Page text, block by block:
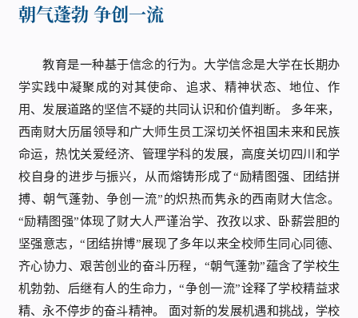
朝气蓬勃 争创一流
教育是一种基于信念的行为。大学信念是大学在长期办
学实践中凝聚成的对其使命、追求、精神状态、地位、作
用、发展道路的坚信不疑的共同认识和价值判断。 多年来，
西南财大历届领导和广大师生员工深切关怀祖国未来和民族
命运，热忱关爱经济、管理学科的发展，高度关切四川和学
校自身的进步与振兴，从而熔铸形成了“励精图强、团结拼
搏、朝气蓬勃、争创一流”的炽热而隽永的西南财大信念。
“励精图强”体现了财大人严谨治学、孜孜以求、卧薪尝胆的
坚强意志，“团结拚博”展现了多年以来全校师生同心同德、
齐心协力、艰苦创业的奋斗历程，“朝气蓬勃”蕴含了学校生
机勃勃、后继有人的生命力，“争创一流”诠释了学校精益求
精、永不停步的奋斗精神。 面对新的发展机遇和挑战，学校